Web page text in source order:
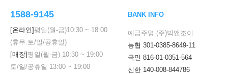
1588-9145
[온라인]평일(월-금)10:30 ~ 18:00
(휴무:토/일/공휴일)
[매장]평일(월-금) 10:30 ~ 19:00
토/일/공휴일 13:00 ~ 19:00
BANK INFO
예금주명 (주)빅앤조이
농협 301-0385-8649-11
국민 816-01-0351-564
신한 140-008-844786